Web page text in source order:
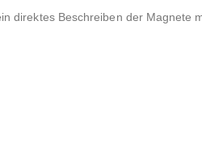
direktes Beschreiben der